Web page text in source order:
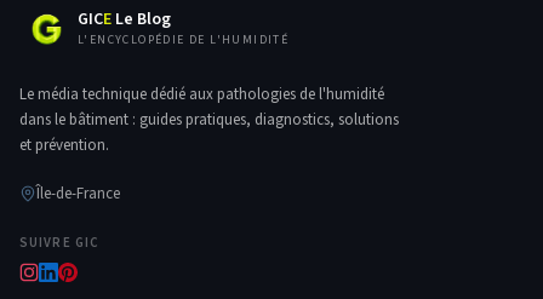
GICE Le Blog
L'ENCYCLOPÉDIE DE L'HUMIDITÉ
Le média technique dédié aux pathologies de l'humidité
dans le bâtiment : guides pratiques, diagnostics, solutions
et prévention.
Île-de-France
SUIVRE GIC